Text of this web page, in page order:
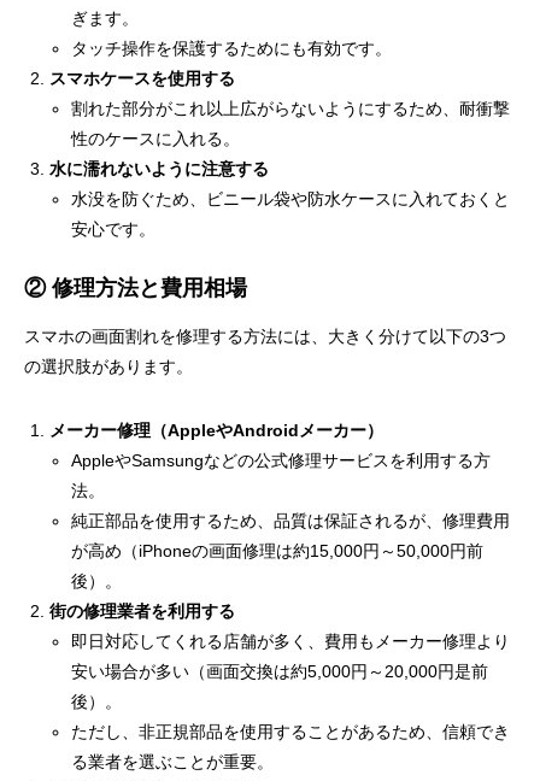
ぎます。
タッチ操作を保護するためにも有効です。
スマホケースを使用する
割れた部分がこれ以上広がらないようにするため、耐衝撃
性のケースに入れる。
水に濡れないように注意する
水没を防ぐため、ビニール袋や防水ケースに入れておくと
安心です。
② 修理方法と費用相場
スマホの画面割れを修理する方法には、大きく分けて以下の3つ
の選択肢があります。
メーカー修理（AppleやAndroidメーカー）
AppleやSamsungなどの公式修理サービスを利用する方
法。
純正部品を使用するため、品質は保証されるが、修理費用
が高め（iPhoneの画面修理は約15,000円～50,000円前
後）。
街の修理業者を利用する
即日対応してくれる店舗が多く、費用もメーカー修理より
安い場合が多い（画面交換は約5,000円～20,000円是前
後）。
ただし、非正規部品を使用することがあるため、信頼でき
る業者を選ぶことが重要。